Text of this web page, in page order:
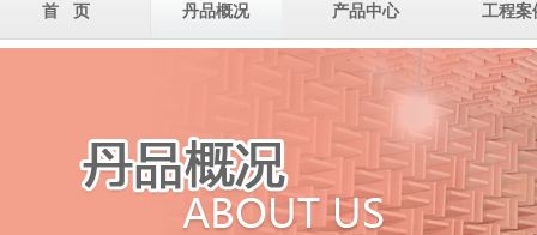
首 页 丹品概况 产品中心 工程案